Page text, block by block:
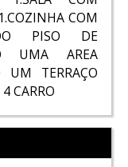
COM
PISO DE
UMA AREA
UM TERRAÇO
CARRO